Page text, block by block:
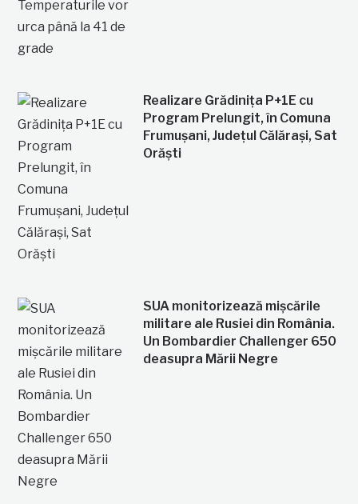
Realizare Grădinița P+1E cu
Program Prelungit, în Comuna
Frumușani, Județul Călărași, Sat
Orăști
SUA monitorizează mișcările
militare ale Rusiei din România.
Un Bombardier Challenger 650
deasupra Mării Negre